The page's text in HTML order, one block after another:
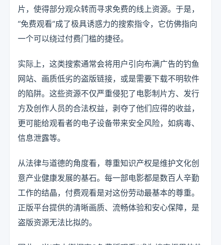
片，使得部分观众转而寻求免费的线上资源。于是，
“免费观看”成了极具诱惑力的搜索指令，它仿佛指向
一个可以绕过付费门槛的捷径。
实际上，这类搜索通常会将用户引向布满广告的钓鱼
网站、画质低劣的盗版链接，或是需要下载不明软件
的陷阱。这些资源不仅严重侵犯了电影制片方、发行
方及创作人员的合法权益，剥夺了他们应得的收益，
更可能给观看者的电子设备带来安全风险，如病毒、
信息泄露等。
从法律与道德的角度看，尊重知识产权是维护文化创
意产业健康发展的基石。每一部电影都是数百人辛勤
工作的结晶，付费观看是对这份劳动最基本的尊重。
正版平台提供的清晰画质、流畅体验和安心保障，是
盗版资源无法比拟的。